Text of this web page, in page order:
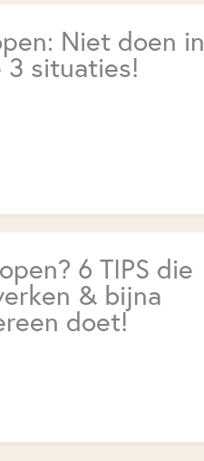
Niet doen in
3 situaties!
6 TIPS die
& bijna
doet!